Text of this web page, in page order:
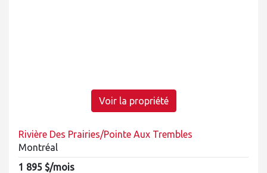
Voir la propriété
Rivière Des Prairies/Pointe Aux Trembles
Montréal
1 895 $/mois